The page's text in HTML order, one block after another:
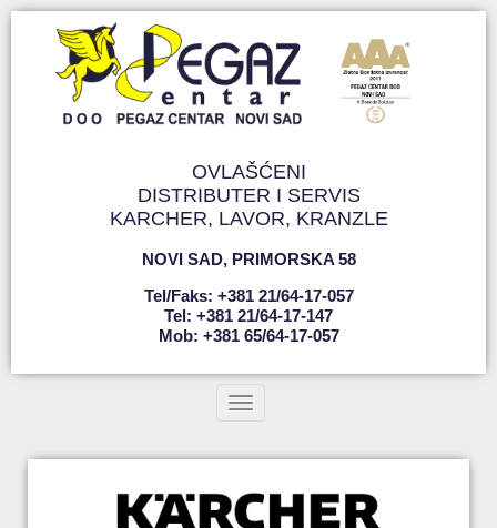
OVLAŠĆENI
DISTRIBUTER I SERVIS
KARCHER, LAVOR, KRANZLE
NOVI SAD, PRIMORSKA 58
Tel/faks: +381 21/64-17-057
Tel: +381 21/64-17-147
Mob: +381 65/64-17-057
Toggle navigation